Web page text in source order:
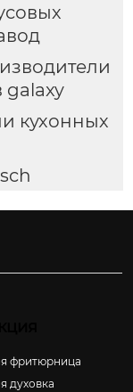
galaxy
кухонных
фритюрница
духовка